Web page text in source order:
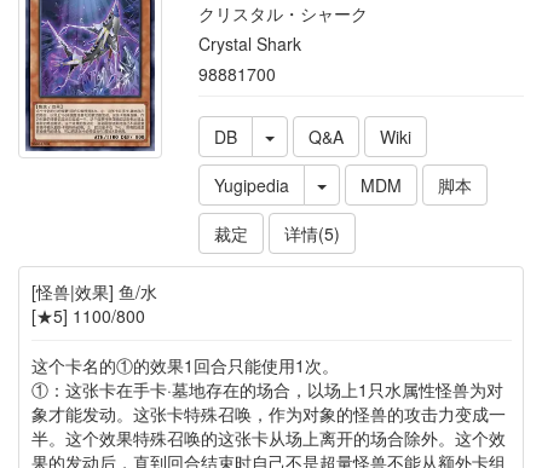
クリスタル・シャーク
Crystal Shark
98881700
DB Q&A
Wiki
Yugipedia
MDM
脚本
裁定
详情(5)
[怪兽|效果] 鱼/水
[★5] 1100/800
这个卡名的①的效果1回合只能使用1次。
①：这张卡在手卡·墓地存在的场合，以场上1只水属性怪兽为对
象才能发动。这张卡特殊召唤，作为对象的怪兽的攻击力变成一
半。这个效果特殊召唤的这张卡从场上离开的场合除外。这个效
果的发动后，直到回合结束时自己不是超量怪兽不能从额外卡组